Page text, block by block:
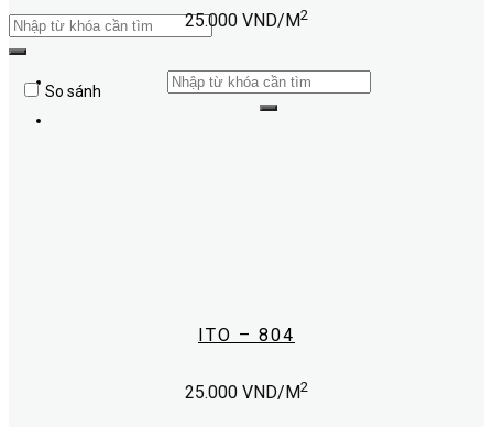
Search
for:
Search
for:
25.000 VND/M2
So sánh
ITO – 804
25.000 VND/M2